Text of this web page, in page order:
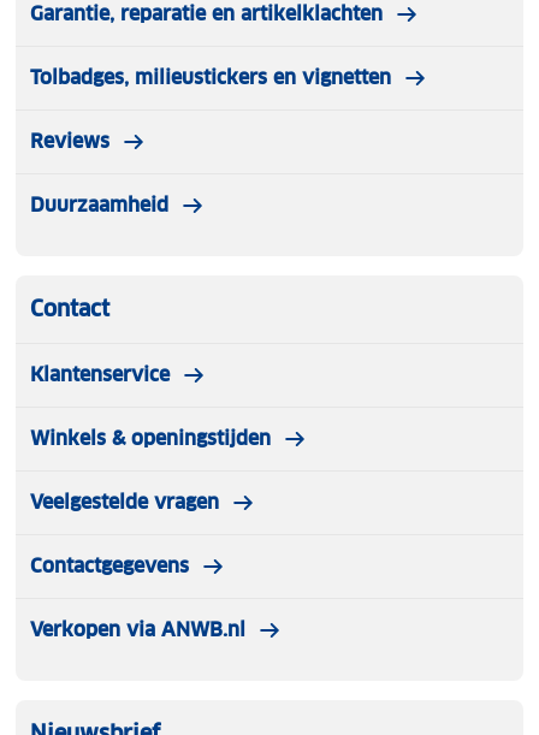
Garantie, reparatie en artikelklachten
Tolbadges, milieustickers en vignetten
Reviews
Duurzaamheid
Contact
Klantenservice
Winkels & openingstijden
Veelgestelde vragen
Contactgegevens
Verkopen via ANWB.nl